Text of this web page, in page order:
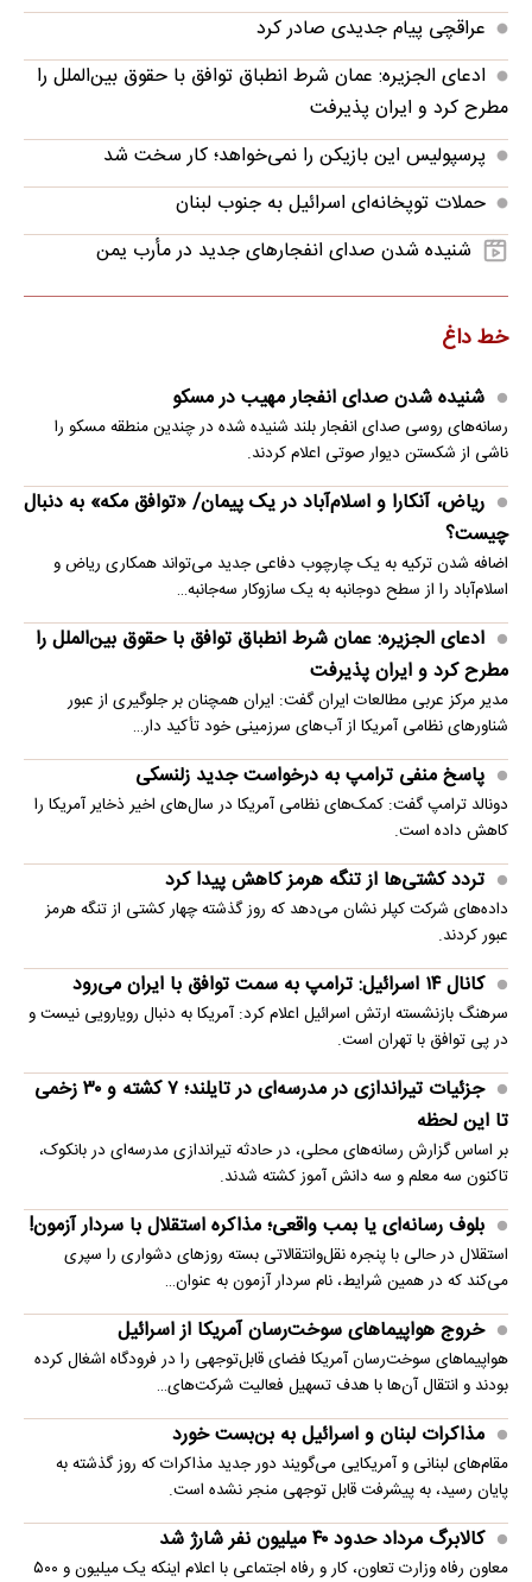
عراقچی پیام جدیدی صادر کرد
ادعای الجزیره: عمان شرط انطباق توافق با حقوق بین‌الملل را
مطرح کرد و ایران پذیرفت
پرسپولیس این بازیکن را نمی‌خواهد؛ کار سخت شد
حملات توپخانه‌ای اسرائیل به جنوب لبنان
شنیده شدن صدای انفجارهای جدید در مأرب یمن
خط داغ
شنیده شدن صدای انفجار مهیب در مسکو
رسانه‌های روسی صدای انفجار بلند شنیده شده در چندین منطقه مسکو را
ناشی از شکستن دیوار صوتی اعلام کردند.
ریاض، آنکارا و اسلام‌آباد در یک پیمان/ «توافق مکه» به دنبال
چیست؟
اضافه شدن ترکیه به یک چارچوب دفاعی جدید می‌تواند همکاری ریاض و
اسلام‌آباد را از سطح دوجانبه به یک سازوکار سه‌جانبه…
ادعای الجزیره: عمان شرط انطباق توافق با حقوق بین‌الملل را
مطرح کرد و ایران پذیرفت
مدیر مرکز عربی مطالعات ایران گفت: ایران همچنان بر جلوگیری از عبور
شناورهای نظامی آمریکا از آب‌های سرزمینی خود تأکید دار…
پاسخ منفی ترامپ به درخواست جدید زلنسکی
دونالد ترامپ گفت: کمک‌های نظامی آمریکا در سال‌های اخیر ذخایر آمریکا را
کاهش داده است.
تردد کشتی‌ها از تنگه هرمز کاهش پیدا کرد
داده‌های شرکت کپلر نشان می‌دهد که روز گذشته چهار کشتی از تنگه هرمز
عبور کردند.
کانال ۱۴ اسرائیل: ترامپ به سمت توافق با ایران می‌رود
سرهنگ بازنشسته ارتش اسرائیل اعلام کرد: آمریکا به دنبال رویارویی نیست و
در پی توافق با تهران است.
جزئیات تیراندازی در مدرسه‌ای در تایلند؛ ۷ کشته و ۳۰ زخمی
تا این لحظه
بر اساس گزارش رسانه‌های محلی، در حادثه تیراندازی مدرسه‌ای در بانکوک،
تاکنون سه معلم و سه دانش آموز کشته شدند.
بلوف رسانه‌ای یا بمب واقعی؛ مذاکره استقلال با سردار آزمون!
استقلال در حالی با پنجره نقل‌وانتقالاتی بسته روزهای دشواری را سپری
می‌کند که در همین شرایط، نام سردار آزمون به عنوان…
خروج هواپیماهای سوخت‌رسان آمریکا از اسرائیل
هواپیماهای سوخت‌رسان آمریکا فضای قابل‌توجهی را در فرودگاه اشغال کرده
بودند و انتقال آن‌ها با هدف تسهیل فعالیت شرکت‌های…
مذاکرات لبنان و اسرائیل به بن‌بست خورد
مقام‌های لبنانی و آمریکایی می‌گویند دور جدید مذاکرات که روز گذشته به
پایان رسید، به پیشرفت قابل توجهی منجر نشده است.
کالابرگ مرداد حدود ۴۰‌ میلیون نفر شارژ شد
معاون رفاه وزارت تعاون، کار و رفاه اجتماعی با اعلام اینکه یک میلیون و ۵۰۰